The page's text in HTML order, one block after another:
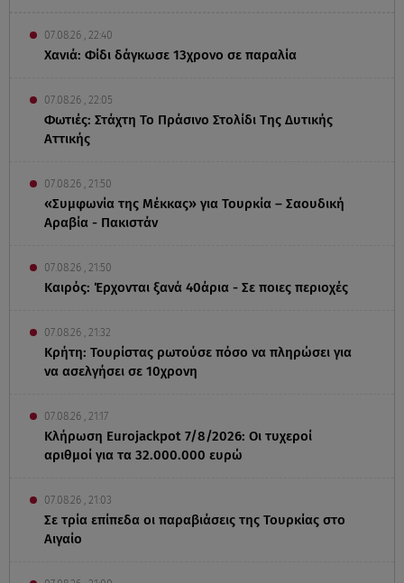
07.08.26 , 22:40
Χανιά: Φίδι δάγκωσε 13χρονο σε παραλία
07.08.26 , 22:05
Φωτιές: Στάχτη Το Πράσινο Στολίδι Της Δυτικής
Αττικής
07.08.26 , 21:50
«Συμφωνία της Μέκκας» για Τουρκία – Σαουδική
Αραβία - Πακιστάν
07.08.26 , 21:50
Καιρός: Έρχονται ξανά 40άρια - Σε ποιες περιοχές
07.08.26 , 21:32
Κρήτη: Τουρίστας ρωτούσε πόσο να πληρώσει για
να ασελγήσει σε 10χρονη
07.08.26 , 21:17
Κλήρωση Eurojackpot 7/8/2026: Οι τυχεροί
αριθμοί για τα 32.000.000 ευρώ
07.08.26 , 21:03
Σε τρία επίπεδα οι παραβιάσεις της Τουρκίας στο
Αιγαίο